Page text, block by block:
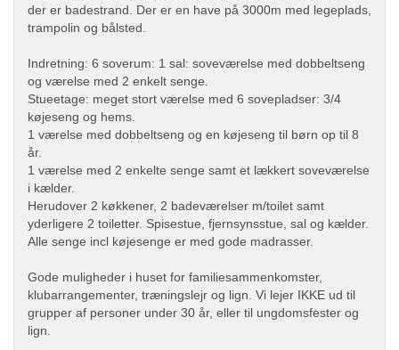
der er badestrand. Der er en have på 3000m med legeplads,
trampolin og bålsted.
Indretning: 6 soverum: 1 sal: soveværelse med dobbeltseng
og værelse med 2 enkelt senge.
Stueetage: meget stort værelse med 6 sovepladser: 3/4
køjeseng og hems.
1 værelse med dobbeltseng og en køjeseng til børn op til 8
år.
1 værelse med 2 enkelte senge samt et lækkert soveværelse
i kælder.
Herudover 2 køkkener, 2 badeværelser m/toilet samt
yderligere 2 toiletter. Spisestue, fjernsynsstue, sal og kælder.
Alle senge incl køjesenge er med gode madrasser.
Gode muligheder i huset for familiesammenkomster,
klubarrangementer, træningslejr og lign. Vi lejer IKKE ud til
grupper af personer under 30 år, eller til ungdomsfester og
lign.